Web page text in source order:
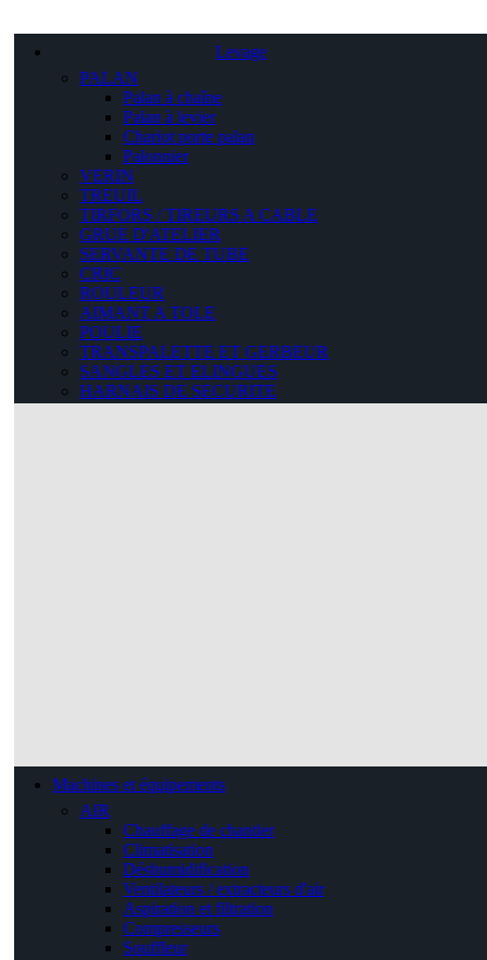
Levage
PALAN
Palan à chaîne
Palan à levier
Chariot porte palan
Palonnier
VERIN
TREUIL
TIRFORS / TIREURS A CABLE
GRUE D'ATELIER
SERVANTE DE TUBE
CRIC
ROULEUR
AIMANT A TOLE
POULIE
TRANSPALETTE ET GERBEUR
SANGLES ET ELINGUES
HARNAIS DE SECURITE
Machines et équipements
AIR
Chauffage de chantier
Climatisation
Déshumidification
Ventilateurs / extracteurs d'air
Aspiration et filtration
Compresseurs
Souffleur